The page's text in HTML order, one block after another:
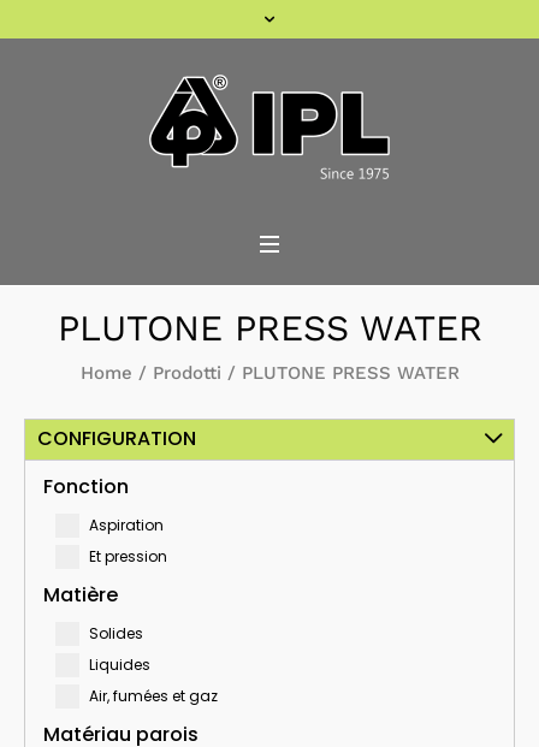
PLUTONE PRESS WATER
Home / Prodotti / PLUTONE PRESS WATER
CONFIGURATION
Fonction
Aspiration
Et pression
Matière
Solides
Liquides
Air, fumées et gaz
Matériau parois